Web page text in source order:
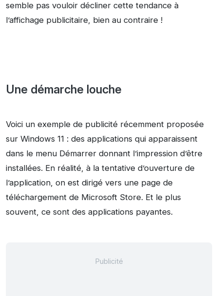
semble pas vouloir décliner cette tendance à
l’affichage publicitaire, bien au contraire !
Une démarche louche
Voici un exemple de publicité récemment proposée
sur Windows 11 : des applications qui apparaissent
dans le menu Démarrer donnant l’impression d’être
installées. En réalité, à la tentative d’ouverture de
l’application, on est dirigé vers une page de
téléchargement de Microsoft Store. Et le plus
souvent, ce sont des applications payantes.